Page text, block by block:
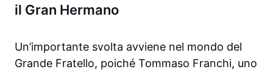
il Gran Hermano
Un’importante svolta avviene nel mondo del
Grande Fratello, poiché Tommaso Franchi, uno